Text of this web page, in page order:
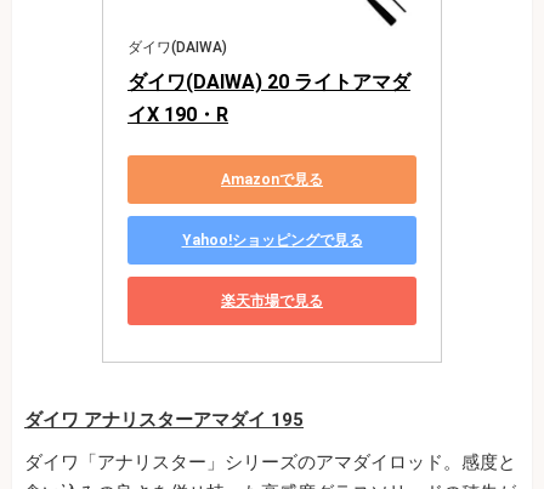
ダイワ(DAIWA)
ダイワ(DAIWA) 20 ライトアマダ
イX 190・R
Amazonで見る
Yahoo!ショッピングで見る
楽天市場で見る
ダイワ アナリスターアマダイ 195
ダイワ「アナリスター」シリーズのアマダイロッド。感度と